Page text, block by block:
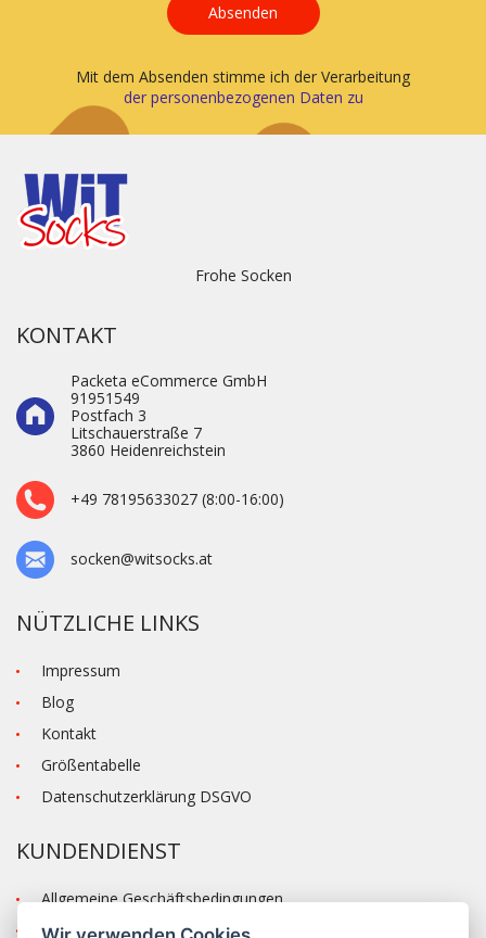
Absenden
Mit dem Absenden stimme ich der Verarbeitung
der personenbezogenen Daten zu
Frohe Socken
KONTAKT
Packeta eCommerce GmbH
91951549
Postfach 3
Litschauerstraße 7
3860 Heidenre­ichstein
+49 78195633027 (8:00-16:00)
socken@witsocks.at
NÜTZLICHE LINKS
Impressum
Blog
Kontakt
Größentabelle
Datenschutzerklärung DSGVO
KUNDENDIENST
Allgemeine Geschäftsbedingungen
Versand und Zahlung